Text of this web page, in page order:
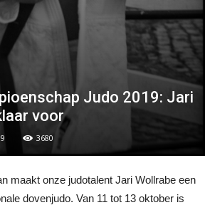
Judo 2019: Jari
voor
3680
maakt onze judotalent Jari Wollrabe een
dovenjudo. Van 11 tot 13 oktober is